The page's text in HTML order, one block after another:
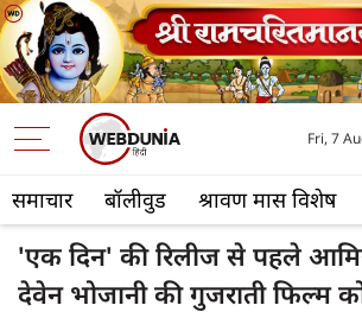
समाचार बॉलीवुड श्रावण मास विशेष
Fri, 7
'एक दिन' की रिलीज से पहले
देवेन भोजानी की गुजराती फिल्म